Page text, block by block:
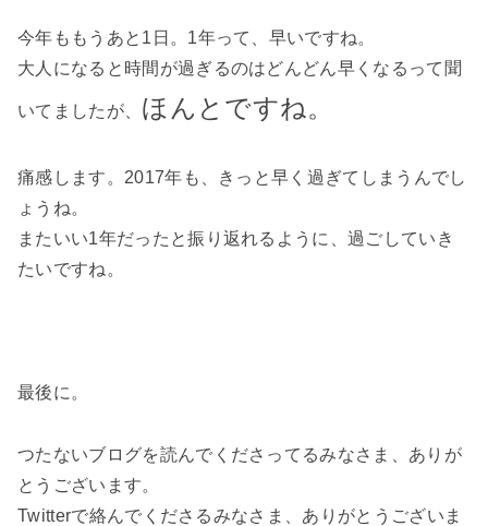
今年ももうあと1日。1年って、早いですね。
大人になると時間が過ぎるのはどんどん早くなるって聞
いてましたが、 ほんとですね。
痛感します。2017年も、きっと早く過ぎてしまうんでし
ょうね。
またいい1年だったと振り返れるように、過ごしていき
たいですね。
最後に。
つたないブログを読んでくださってるみなさま、ありが
とうございます。
Twitterで絡んでくださるみなさま、ありがとうございま